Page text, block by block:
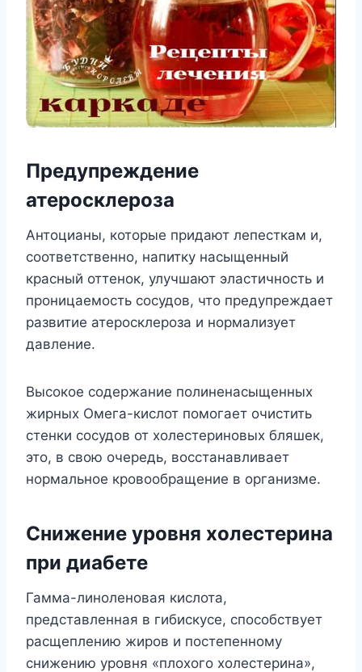
Предупреждение
атеросклероза
Антоцианы, которые придают лепесткам и,
соответственно, напитку насыщенный
красный оттенок, улучшают эластичность и
проницаемость сосудов, что предупреждает
развитие атеросклероза и нормализует
давление.
Высокое содержание полиненасыщенных
жирных Омега-кислот помогает очистить
стенки сосудов от холестериновых бляшек,
это, в свою очередь, восстанавливает
нормальное кровообращение в организме.
Снижение уровня холестерина
при диабете
Гамма-линоленовая кислота,
представленная в гибискусе, способствует
расщеплению жиров и постепенному
снижению уровня «плохого холестерина»,